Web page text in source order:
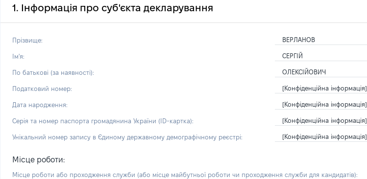
1. Інформація про суб'єкта декларування
Прізвище: ВЕРЛАНОВ
Ім'я: СЕРГІЙ
По батькові (за наявності): ОЛЕКСІЙОВИЧ
Податковий номер: [Конфіденційна інформація]
Дата народження: [Конфіденційна інформація]
Серія та номер паспорта громадянина України (ID-картка): [Конфіденційна інформація]
Унікальний номер запису в Єдиному державному демографічному реєстрі: [Конфіденційна інформація]
Місце роботи:
Місце роботи або проходження служби (або місце майбутньої роботи чи проходження служби для кандидатів):